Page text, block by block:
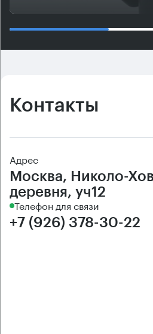
Контакты
Адрес
Москва, Николо-
деревня, уч12
Телефон для связи
+7 (926) 378-30-22